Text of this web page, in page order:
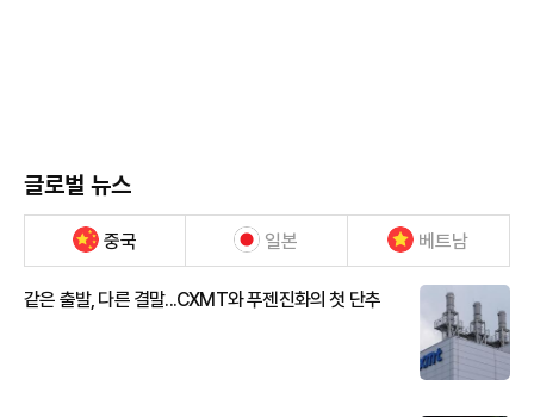
글로벌 뉴스
중국 일본 베트남
같은 출발, 다른 결말...CXMT와 푸젠진화의 첫 단추